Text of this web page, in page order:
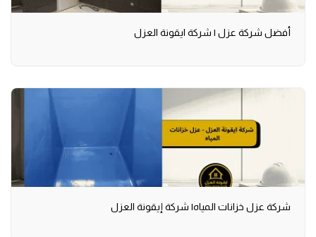
أفضل شركة عزل | شركة ايقونة العزل
شركة عزل خزانات المياه| شركة إيقونة العزل